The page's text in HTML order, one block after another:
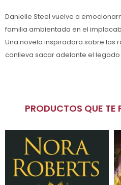
Danielle Steel vuelve a
familia ambientada en el
Una novela inspiradora sobre las
conlleva sacar adelante el legado
PRODUCTOS QUE TE